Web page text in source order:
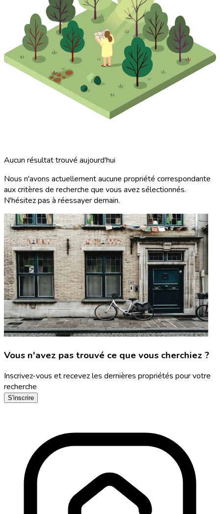
Aucun résultat trouvé aujourd'hui
Nous n'avons actuellement aucune propriété correspondante
aux critères de recherche que vous avez sélectionnés.
N'hésitez pas à réessayer demain.
Vous n'avez pas trouvé ce que vous cherchiez ?
Inscrivez-vous et recevez les dernières propriétés pour votre
recherche
S'inscrire